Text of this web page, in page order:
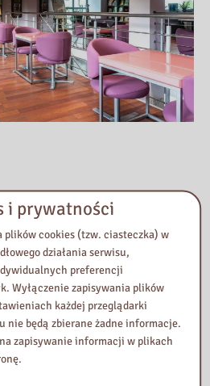
strefy multimedialnej w Bibliotece
Vintage”
Samorządu Województwa
wpisu na blogu Biblioteka Vintage!
i prywatności
cookies (tzw. ciasteczka) w
działania serwisu,
preferencji
Wyłączenie zapisywania plików
każdej przeglądarki
nie będą zbierane żadne informacje.
zapisywanie informacji w plikach